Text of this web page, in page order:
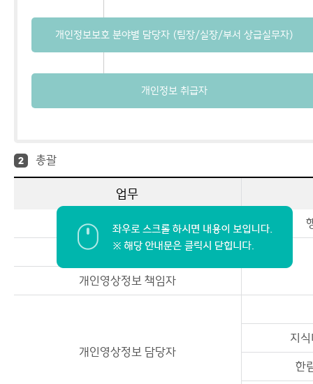
개인정보보호 분야별 담당자 (팀장/실장/부서 상급실무자)
개인정보 취급자
2 총괄
업무
개인정보보호 책임자
개인정보보호 담당자
개인영상정보 책임자
개인영상정보 담당자
지
한